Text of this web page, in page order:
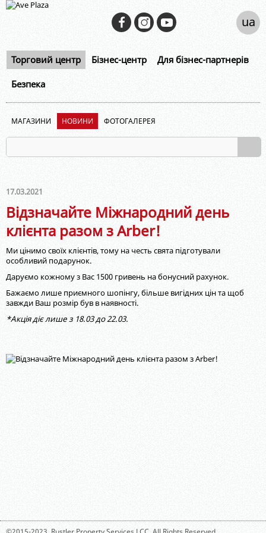
Торговий центр Бізнес-центр Для бізнес-партнерів
Безпека
ua
МАГАЗИНИ НОВИНИ ФОТОГАЛЕРЕЯ
17.03.2021
Відзначайте Міжнародний день
клієнта разом з Arber!
Ми цінимо своїх клієнтів, тому на честь свята підготували
особливий подарунок.
Даруємо кожному з Вас 1500 гривень на бонусний рахунок.
Бажаємо лише приємного шопінгу, більше вигідних цін та щоб
завжди Ваш розмір був в наявності.
*Акція діє лише з 18.03 до 22.03.